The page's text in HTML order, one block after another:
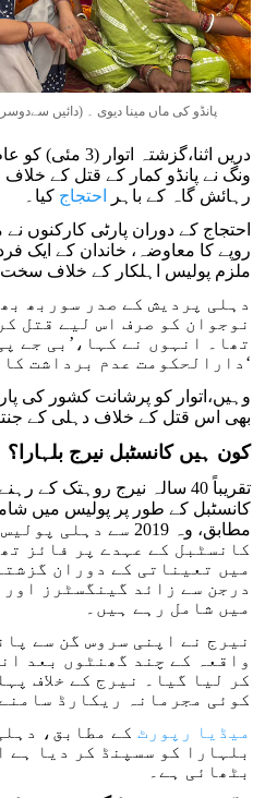
پانڈو کی ماں مینا دیوی ۔ (دائیں
دریں اثنا،گزشتہ
ونگ نے پانڈو کمار کے قتل کے خلاف
رہائش گاہ کے باہر
احتجاج کیا۔
روپے کا معاوضہ، خاندان کے ایک
ملزم پولیس اہلکار کے خلاف سخت
دہلی پردیش کے صدر سوربھ
نوجوان کو صرف اس لیے قتل
تھا۔ انہوں نے کہا،’بی جے
دارالحکومت عدم برداشت کا شہر بنتا جا رہا ہے۔‘
وہیں،اتوار کو پرشانت کشور کی
بھی اس قتل کے خلاف دہلی کے جنتر
کون ہیں کانسٹبل نیرج بلہارا؟
کانسٹبل کے طور پر پولیس میں
مطابق، وہ 2019 سے
کانسٹبل کے عہدے پر فائز
میں تعیناتی کے دوران
درجن سے زائد گینگسٹرز
میں شامل رہے ہیں۔
نیرج نے اپنی سروس گن سے
واقعہ کے چند گھنٹوں بعد
کر لیا گیا۔ نیرج کے خلاف
کوئی مجرمانہ ریکارڈ
میڈیا رپورٹ کے مطابق،
بلہارا کو سسپنڈ کر دیا ہے
بٹھائی ہے۔